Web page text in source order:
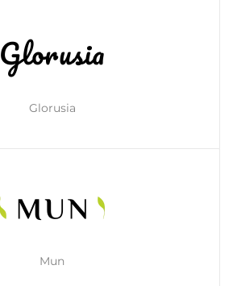
Glorusia
Mun